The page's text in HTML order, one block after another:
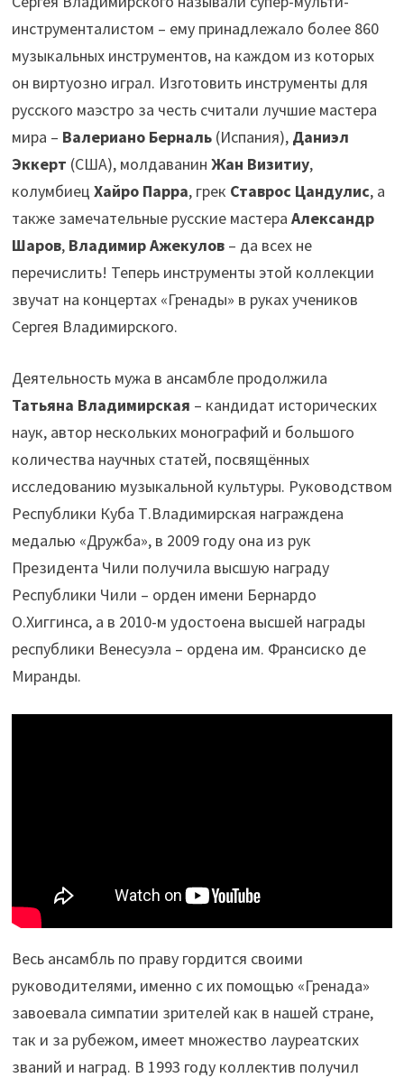
инструменталистом – ему принадлежало более 860
музыкальных инструментов, на каждом из которых
он виртуозно играл. Изготовить инструменты для
русского маэстро за честь считали лучшие мастера
мира – Валериано Берналь(Испания), Даниэл
Эккерт (США), молдаванин Жан Визитиу,
колумбиец Хайро Парра, грек Ставрос Цандулис, а
также замечательные русские мастера Александр
Шаров, Владимир Ажекулов– да всех не
перечислить! Теперь инструменты этой коллекции
звучат на концертах «Гренады» в руках учеников
Сергея Владимирского.
Деятельность мужа в ансамбле продолжила
Татьяна Владимирская – кандидат исторических
наук, автор нескольких монографий и большого
количества научных статей, посвящённых
исследованию музыкальной культуры. Руководством
Республики Куба Т.Владимирская награждена
медалью «Дружба», в 2009 году она из рук
Президента Чили получила высшую награду
Республики Чили – орден имени Бернардо
О.Хиггинса, а в 2010-м удостоена высшей награды
республики Венесуэла – ордена им. Франсиско де
Миранды.
Весь ансамбль по праву гордится своими
руководителями, именно с их помощью «Гренада»
завоевала симпатии зрителей как в нашей стране,
так и за рубежом, имеет множество лауреатских
званий и наград. В 1993 году коллектив получил